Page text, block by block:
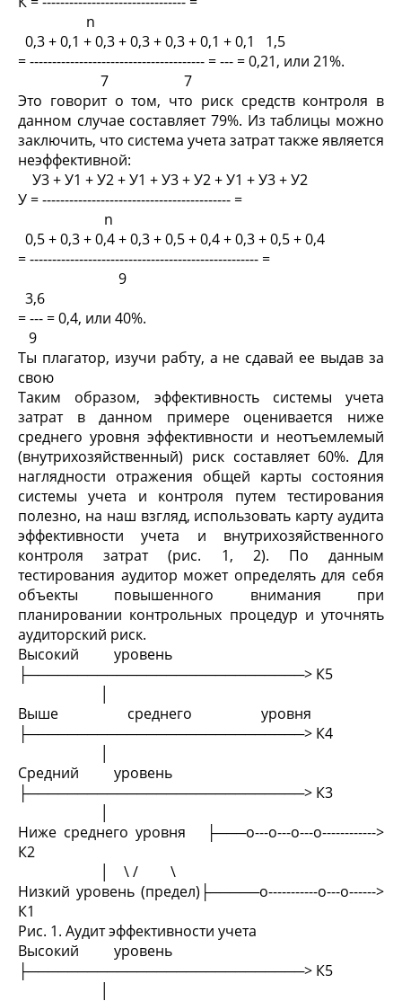
n
0,3 + 0,1 + 0,3 + 0,3 + 0,3 + 0,1 + 0,1 1,5
= --------------------------------------- = --- = 0,21, или 21%.
7 7
Это говорит о том, что риск средств контроля в
данном случае составляет 79%. Из таблицы можно
заключить, что система учета затрат также является
неэффективной:
У3 + У1 + У2 + У1 + У3 + У2 + У1 + У3 + У2
У = ------------------------------------------ =
n
0,5 + 0,3 + 0,4 + 0,3 + 0,5 + 0,4 + 0,3 + 0,5 + 0,4
= --------------------------------------------------- =
9
3,6
= --- = 0,4, или 40%.
9
Ты плагатор, изучи рабту, а не сдавай ее выдав за
свою
Таким образом, эффективность системы учета
затрат в данном примере оценивается ниже
среднего уровня эффективности и неотъемлемый
(внутрихозяйственный) риск составляет 60%. Для
наглядности отражения общей карты состояния
системы учета и контроля путем тестирования
полезно, на наш взгляд, использовать карту аудита
эффективности учета и внутрихозяйственного
контроля затрат (рис. 1, 2). По данным
тестирования аудитор может определять для себя
объекты повышенного внимания при
планировании контрольных процедур и уточнять
аудиторский риск.
Высокий уровень
├────────────────────────────> К5
Выше среднего уровня
├────────────────────────────> К4
Средний уровень
├────────────────────────────> К3
Ниже среднего уровня ├───o---o---o---o------------>
К2
│ \ / \
Низкий уровень (предел)├─────o-----------o---o------>
К1
Рис. 1. Аудит эффективности учета
Высокий уровень
├────────────────────────────> К5